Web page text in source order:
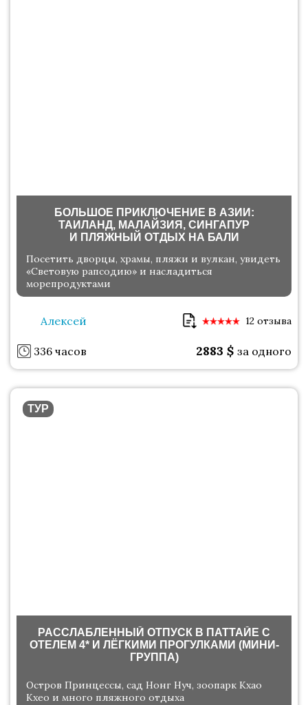
БОЛЬШОЕ ПРИКЛЮЧЕНИЕ В АЗИИ:
ТАИЛАНД, МАЛАЙЗИЯ, СИНГАПУР
И ПЛЯЖНЫЙ ОТДЫХ НА БАЛИ
Посетить дворцы, храмы, пляжи и вулкан, увидеть
«Световую рапсодию» и насладиться
морепродуктами
Алексей 12 отзыва
336 часов 2883 $ за одного
ТУР
РАССЛАБЛЕННЫЙ ОТПУСК В ПАТТАЙЕ С
ОТЕЛЕМ 4* И ЛЁГКИМИ ПРОГУЛКАМИ (МИНИ-
ГРУППА)
Остров Принцессы, сад Нонг Нуч, зоопарк Кхао
Кхео и много пляжного отдыха